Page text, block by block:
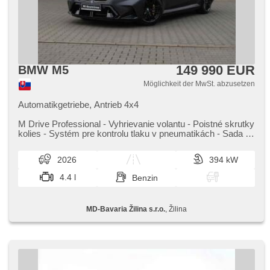
BMW M5 149 990 EUR
Möglichkeit der MwSt. abzusetzen
Automatikgetriebe, Antrieb 4x4
M Drive Professional ​- Vyhrievanie volantu ​- Poistné skrutky
kolies ​- Systém pre kontrolu tlaku v pneumatikách ​- Sada na
2026
394 kW
4.4 l
Benzin
MD-Bavaria Žilina s.r.o. , Žilina